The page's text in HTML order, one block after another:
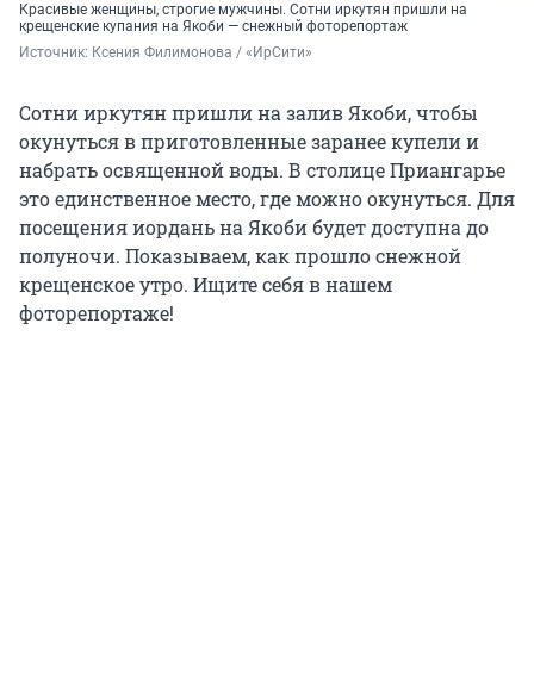
Красивые женщины, строгие мужчины. Сотни иркутян пришли на
крещенские купания на Якоби — снежный фоторепортаж
Источник: Ксения Филимонова / «ИрСити»
Сотни иркутян пришли на залив Якоби, чтобы
окунуться в приготовленные заранее купели и
набрать освященной воды. В столице Приангарье
это единственное место, где можно окунуться. Для
посещения иордань на Якоби будет доступна до
полуночи. Показываем, как прошло снежной
крещенское утро. Ищите себя в нашем
фоторепортаже!